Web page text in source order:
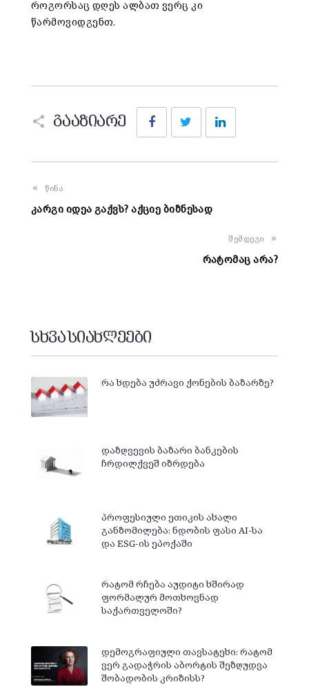
როგორსაც დღეს ალბათ ვერც კი
წარმოვიდგენთ.
გააზიარე
FacebookTwitter
წინა
კარგი იდეა გაქვს? აქციე ბიზნესად
შემდეგი
რატომაც არა?
სხვა სიახლეები
რა ხდება უძრავი ქონების ბაზარზე?
დაზღვევის ბაზარი ბანკების
ჩრდილქვეშ იზრდება
პროფესიული ეთიკის ახალი
განზომილება: ნდობის ფასი AI-სა
და ESG-ის ეპოქაში
რატომ რჩება აუდიტი ხშირად
ფორმალურ მოთხოვნად
საქართველოში?
დემოგრაფიული თავსატეხი: რატომ
ვერ გადაჭრის აბორტის შეზღუდვა
შობადობის კრიზისს?